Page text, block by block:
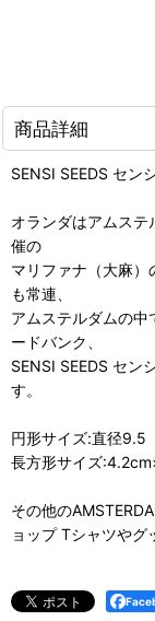
商品詳細
SENSI SEEDS セン
オランダはアムス
催の
マリファナ（大麻
も常連、
アムステルダムの
ードバンク、
SENSI SEEDS セン
す。
円形サイズ:直径9.5
長方形サイズ
その他の
ョップ Tシャツやグ